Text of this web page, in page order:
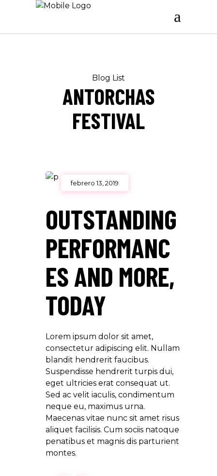
Blog List
ANTORCHAS
FESTIVAL
febrero 13, 2019
OUTSTANDING
PERFORMANC
ES AND MORE,
TODAY
Lorem ipsum dolor sit amet,
consectetur adipiscing elit. Nullam
blandit hendrerit faucibus.
Suspendisse hendrerit turpis dui,
eget ultricies erat consequat ut.
Sed ac velit iaculis, condimentum
neque eu, maximus urna.
Maecenas vitae nunc sit amet risus
aliquet facilisis. Cum sociis natoque
penatibus et magnis dis parturient
montes.